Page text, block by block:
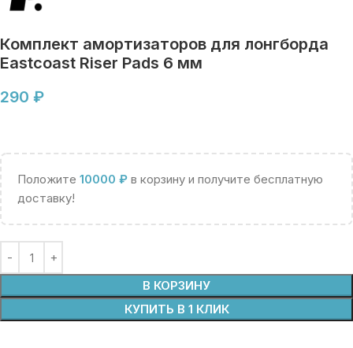
Комплект амортизаторов для лонгборда
Eastcoast Riser Pads 6 мм
290 ₽
Положите 10000 ₽ в корзину и получите бесплатную
доставку!
В КОРЗИНУ
КУПИТЬ В 1 КЛИК